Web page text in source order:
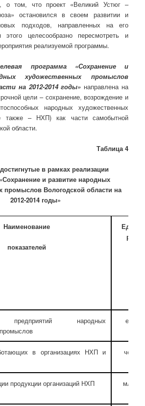
о том, что проект «Великий Устюг –
остановился в своем развитии и
подходов, направленных на его
целесообразно пересмотреть и
реализуемой программы.
программа «Сохранение и
художественных промыслов
на 2012-2014 годы» направлена на
цели – сохранение, возрождение и
народных художественных
также – НХП) как части самобытной
области.
Таблица 4
в рамках реализации
«Сохранение и развитие народных
промыслов Вологодской области на
2012-2014 годы»
Наименование
показателей
Ед.
предприятий народных
в организациях НХП и
продукции организаций НХП млн.